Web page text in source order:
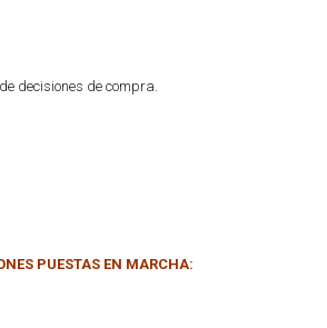
decisiones de compra.
PUESTAS EN MARCHA: